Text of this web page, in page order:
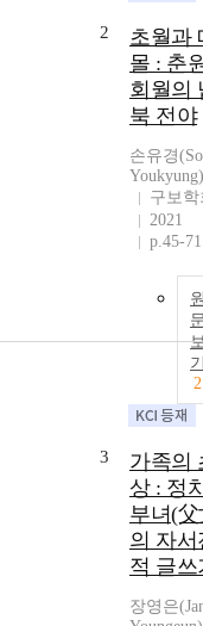
2
초월과
몰 : 춘
회월의
북 전야
손유경
Youkyung)
구보학
2021
p.45-71
2
3
가족의
상 : 정
부녀(父
의 자서
적 글쓰
장영은